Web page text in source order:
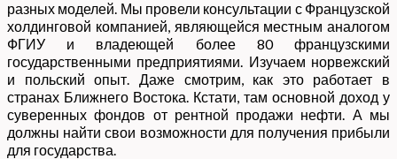
разных моделей. Мы провели консультации с Французской
холдинговой компанией, являющейся местным аналогом
ФГИУ и владеющей более 80 французскими
государственными предприятиями. Изучаем норвежский
и польский опыт. Даже смотрим, как это работает в
странах Ближнего Востока. Кстати, там основной доход у
суверенных фондов от рентной продажи нефти. А мы
должны найти свои возможности для получения прибыли
для государства.